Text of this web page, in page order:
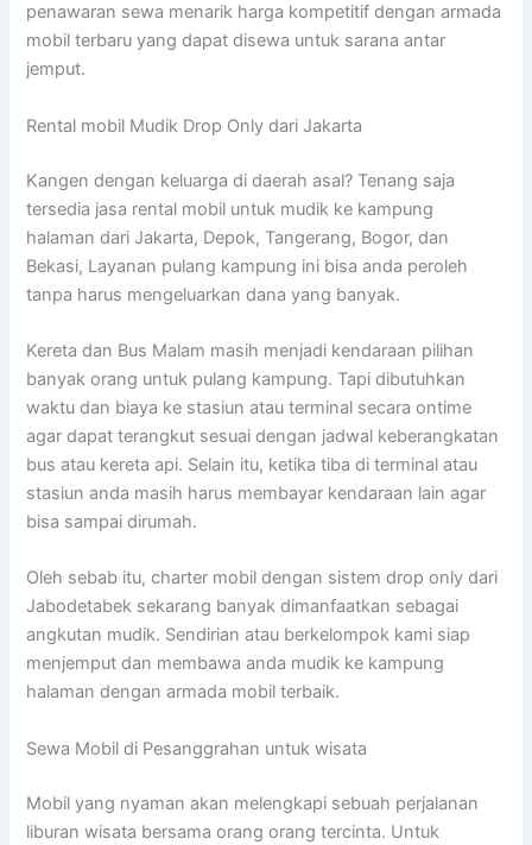
penawaran sewa menarik harga kompetitif dengan armada
mobil terbaru yang dapat disewa untuk sarana antar
jemput.
Rental mobil Mudik Drop Only dari Jakarta
Kangen dengan keluarga di daerah asal? Tenang saja
tersedia jasa rental mobil untuk mudik ke kampung
halaman dari Jakarta, Depok, Tangerang, Bogor, dan
Bekasi, Layanan pulang kampung ini bisa anda peroleh
tanpa harus mengeluarkan dana yang banyak.
Kereta dan Bus Malam masih menjadi kendaraan pilihan
banyak orang untuk pulang kampung. Tapi dibutuhkan
waktu dan biaya ke stasiun atau terminal secara ontime
agar dapat terangkut sesuai dengan jadwal keberangkatan
bus atau kereta api. Selain itu, ketika tiba di terminal atau
stasiun anda masih harus membayar kendaraan lain agar
bisa sampai dirumah.
Oleh sebab itu, charter mobil dengan sistem drop only dari
Jabodetabek sekarang banyak dimanfaatkan sebagai
angkutan mudik. Sendirian atau berkelompok kami siap
menjemput dan membawa anda mudik ke kampung
halaman dengan armada mobil terbaik.
Sewa Mobil di Pesanggrahan untuk wisata
Mobil yang nyaman akan melengkapi sebuah perjalanan
liburan wisata bersama orang orang tercinta. Untuk